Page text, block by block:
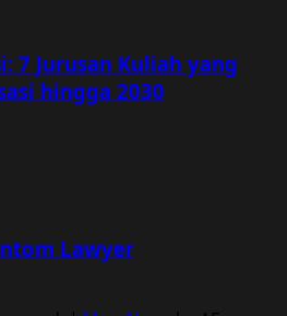
7 Jurusan Kuliah yang
hingga 2030
Lawyer